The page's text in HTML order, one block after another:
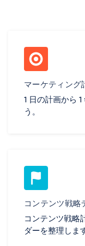
マーケティング
1 日の計画から
う。
コンテンツ戦略
コンテンツ戦略
ダーを整理しま